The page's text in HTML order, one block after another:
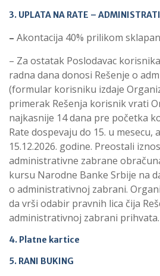
3. UPLATA NA RATE –
– Akontacija 40% prilikom
– Za ostatak Poslodavac
radna dana donosi Rešenje o
(formular korisniku izdaje
primerak Rešenja korisnik vrati
najkasnije 14 dana pre početka
Rate dospevaju do 15. u mesecu,
15.12.2026. godine. Preostali
administrativne zabrane
kursu Narodne Banke Srbije na
o administrativnoj zabrani.
da vrši odabir pravnih lica čija
administrativnoj zabrani prihvata.
4. Platne kartice
5. RANI BUKING